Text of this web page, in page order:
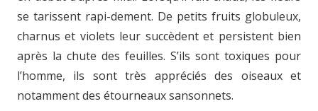
se tarissent rapi-dement. De petits fruits globuleux,
charnus et violets leur succèdent et persistent bien
après la chute des feuilles. S’ils sont toxiques pour
l’homme, ils sont très appréciés des oiseaux et
notamment des étourneaux sansonnets.